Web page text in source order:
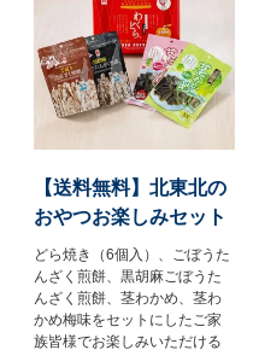
【送料無料】北東北の
おやつお楽しみセット
どら焼き（6個入）、ごぼうた
んざく煎餅、黒胡麻ごぼうた
んざく煎餅、茎わかめ、茎わ
かめ梅味をセットにしたご家
族皆様でお楽しみいただける